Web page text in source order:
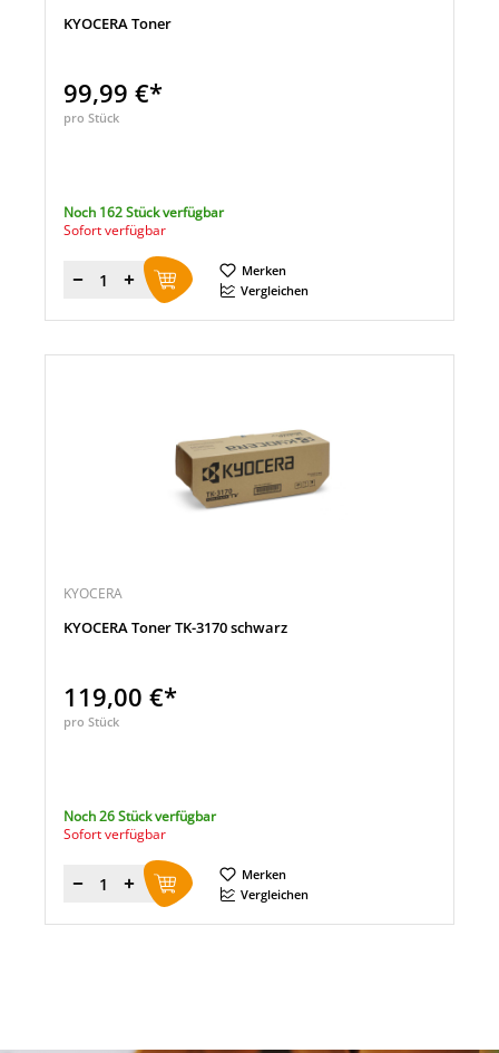
KYOCERA Toner
99,99 €*
pro Stück
Noch 162 Stück verfügbar
Sofort verfügbar
Menge
Merken
Vergleichen
KYOCERA
KYOCERA Toner TK-3170 schwarz
119,00 €*
pro Stück
Noch 26 Stück verfügbar
Sofort verfügbar
Menge
Merken
Vergleichen